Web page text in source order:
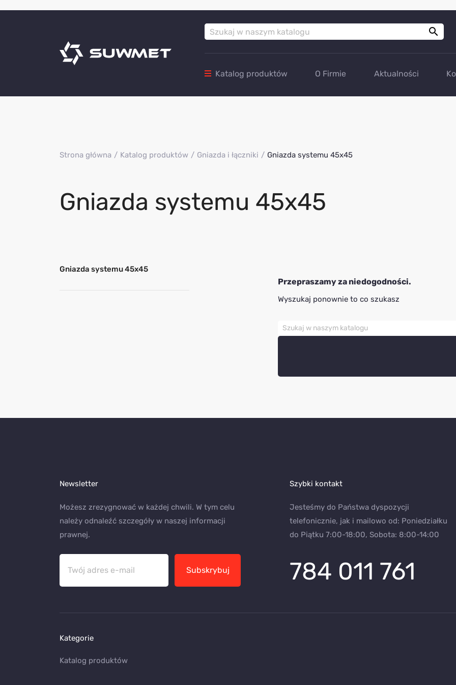

Katalog produktów O Firmie Aktualności
Strona główna Katalog produktów Gniazda i łączniki Gniazda systemu 45x45
Gniazda systemu 45x45
Gniazda systemu 45x45
Przepraszamy za niedogodności.
Wyszukaj ponownie to co szukasz
Newsletter
Możesz zrezygnować w każdej chwili. W tym celu
należy odnaleźć szczegóły w naszej informacji
prawnej.
Subskrybuj
Szybki kontakt
Jesteśmy do Państwa dyspozycji
telefonicznie, jak i mailowo od: Poniedziałku
do Piątku 7:00-18:00, Sobota: 8:00-14:00
784 011 761
Kategorie
Katalog produktów